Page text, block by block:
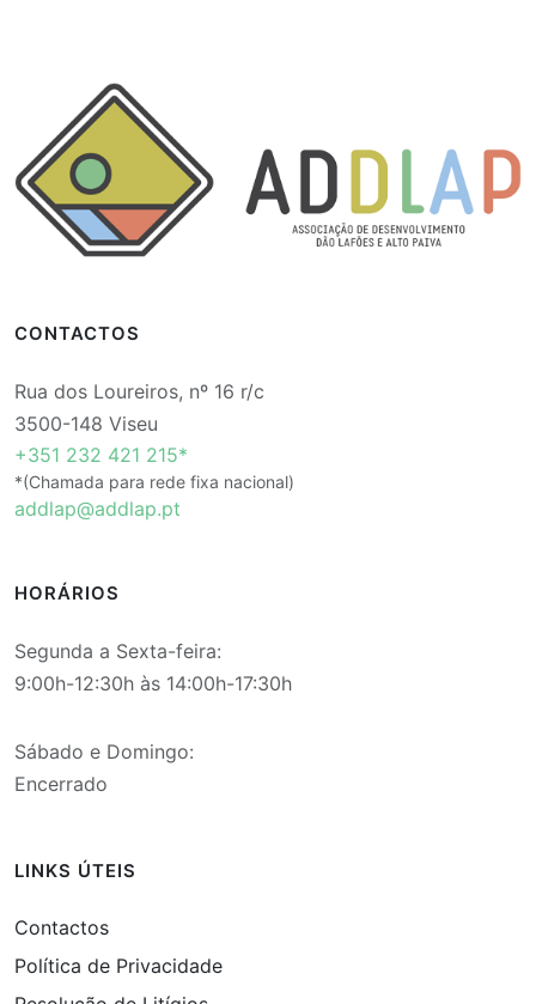
CONTACTOS
Rua dos Loureiros, nº 16 r/c
3500-148 Viseu
+351 232 421 215*
*(Chamada para rede fixa nacional)
addlap@addlap.pt
HORÁRIOS
Segunda a Sexta-feira:
9:00h-12:30h às 14:00h-17:30h
Sábado e Domingo:
Encerrado
LINKS ÚTEIS
Contactos
Política de Privacidade